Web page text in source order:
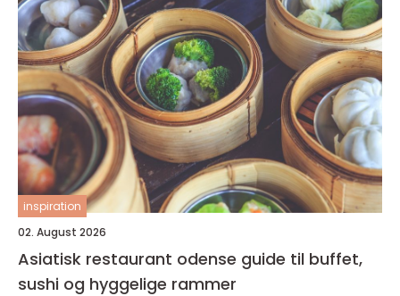
inspiration
02. August 2026
Asiatisk restaurant odense guide til buffet,
sushi og hyggelige rammer